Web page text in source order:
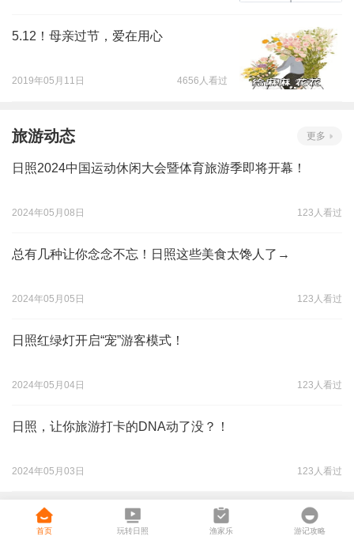
5.12！母亲过节，爱在用心
2019年05月11日 4656人看过
旅游动态 更多
日照2024中国运动休闲大会暨体育旅游季即将开幕！
2024年05月08日 123人看过
总有几种让你念念不忘！日照这些美食太馋人了→
2024年05月05日 123人看过
日照红绿灯开启“宠”游客模式！
2024年05月04日 123人看过
日照，让你旅游打卡的DNA动了没？！
2024年05月03日 123人看过
首页 玩转日照 渔家乐 游记攻略